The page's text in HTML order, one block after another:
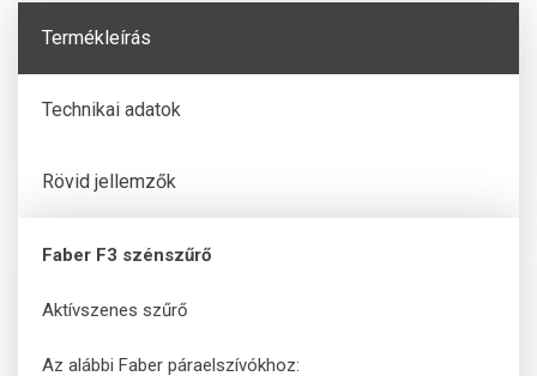
Termékleírás
Technikai adatok
Rövid jellemzők
Faber F3 szénszűrő
Aktívszenes szűrő
Az alábbi Faber páraelszívókhoz: